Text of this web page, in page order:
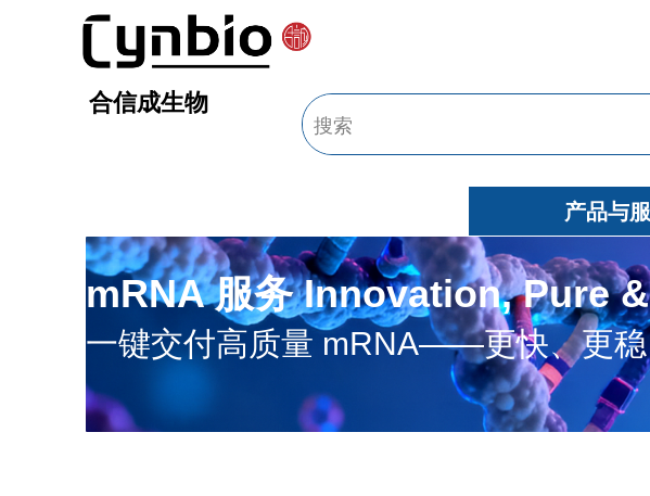
产品与
合信成生物
mRNA 服务 Innovation, Pure
一键交付高质量 mRNA——更快、更